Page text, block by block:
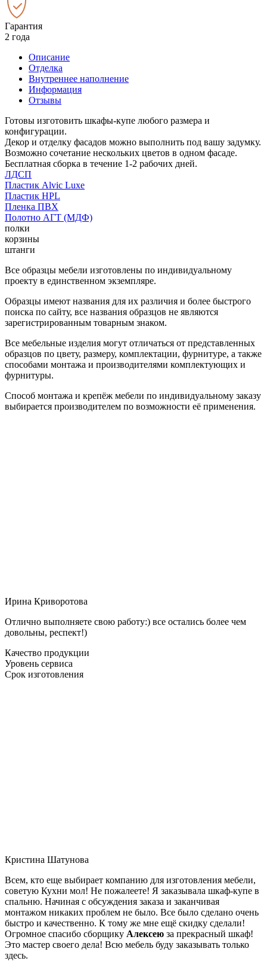
Гарантия
2 года
Описание
Отделка
Внутреннее наполнение
Информация
Отзывы
Готовы изготовить шкафы-купе любого размера и
конфигурации.
Декор и отделку фасадов можно выполнить под вашу задумку.
Возможно сочетание нескольких цветов в одном фасаде.
Бесплатная сборка в течение 1-2 рабочих дней.
ЛДСП
Пластик Alvic Luxe
Пластик HPL
Пленка ПВХ
Полотно АГТ (МДФ)
полки
корзины
штанги
Все образцы мебели изготовлены по индивидуальному
проекту в единственном экземпляре.
Образцы имеют названия для их различия и более быстрого
поиска по сайту, все названия образцов не являются
зарегистрированным товарным знаком.
Все мебельные изделия могут отличаться от представленных
образцов по цвету, размеру, комплектации, фурнитуре, а также
способами монтажа и производителями комплектующих и
фурнитуры.
Способ монтажа и крепёж мебели по индивидуальному заказу
выбирается производителем по возможности её применения.
Ирина Криворотова
Отлично выполняете свою работу:) все остались более чем
довольны, респект!)
Качество продукции
Уровень сервиса
Срок изготовления
Кристина Шатунова
Всем, кто еще выбирает компанию для изготовления мебели,
советую Кухни мол! Не пожалеете! Я заказывала шкаф-купе в
спальню. Начиная с обсуждения заказа и заканчивая
монтажом никаких проблем не было. Все было сделано очень
быстро и качественно. К тому же мне ещё скидку сделали!
Огромное спасибо сборщику Алексею за прекрасный шкаф!
Это мастер своего дела! Всю мебель буду заказывать только
здесь.